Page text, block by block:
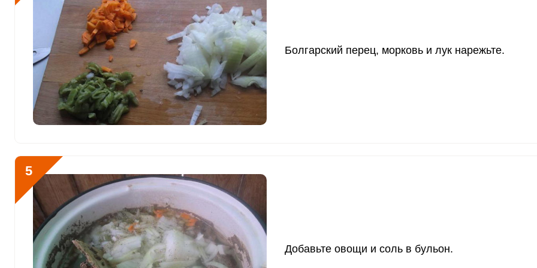
395.5 мкг
52.5 мкг 50 мкг
Цинк 18 мг
Бор 358 мкг
Ванадий 69.3 мкг
Болгарский перец, морковь и лук нарежьте.
5
Добавьте овощи и соль в бульон.